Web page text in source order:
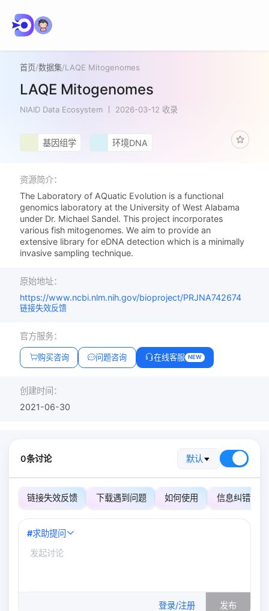
首页/数据集/LAQE Mitogenomes
LAQE Mitogenomes
NIAID Data Ecosystem 2026-03-12 收录
基因组学 环境DNA
资源简介：
The Laboratory of AQuatic Evolution is a functional
genomics laboratory at the University of West Alabama
under Dr. Michael Sandel. This project incorporates
various fish mitogenomes. We aim to provide an
extensive library for eDNA detection which is a minimally
invasive sampling technique.
原始地址：
https://www.ncbi.nlm.nih.gov/bioproject/PRJNA742674
链接失效反馈
官方服务：
购买咨询 问题咨询 在线客服 NEW
创建时间：
2021-06-30
0条讨论 默认
链接失效反馈 下载遇到问题 如何使用 信息纠错
#求助提问
登录/注册 发布